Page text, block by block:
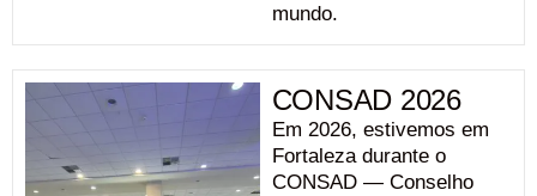
mundo.
CONSAD 2026
Em 2026, estivemos em
Fortaleza durante o
CONSAD — Conselho